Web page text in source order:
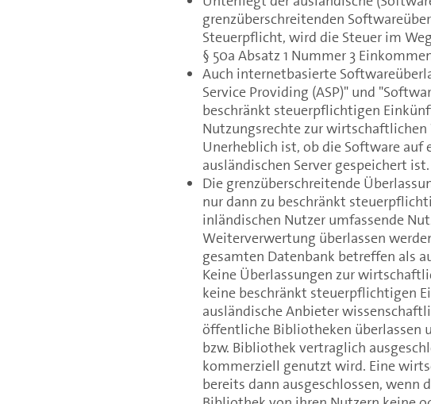
grenzüberschreitenden
Steuerpflicht, wird die Steuer im
§ 50a Absatz 1 Nummer 3
Auch internetbasierte
Service Providing (ASP)" und
beschränkt steuerpflichtigen
Nutzungsrechte zur
Unerheblich ist, ob die Software auf
ausländischen Server gespeichert ist.
Die grenzüberschreitende
nur dann zu beschränkt
inländischen Nutzer umfassende
Weiterverwertung überlassen
gesamten Datenbank betreffen als
Keine Überlassungen zur
keine beschränkt steuerpflichtigen
ausländische Anbieter
öffentliche Bibliotheken überlassen
bzw. Bibliothek vertraglich
kommerziell genutzt wird. Eine
bereits dann ausgeschlossen, wenn